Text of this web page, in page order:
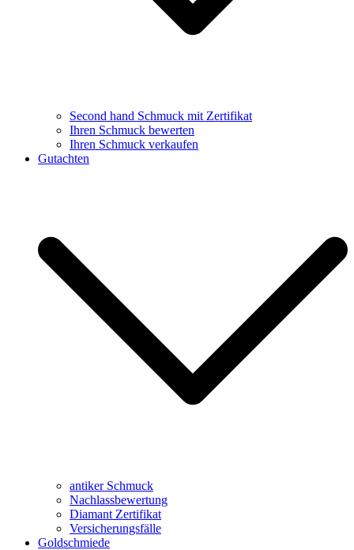
Second hand Schmuck mit Zertifikat
Ihren Schmuck bewerten
Ihren Schmuck verkaufen
Gutachten
antiker Schmuck
Nachlassbewertung
Diamant Zertifikat
Versicherungsfälle
Goldschmiede